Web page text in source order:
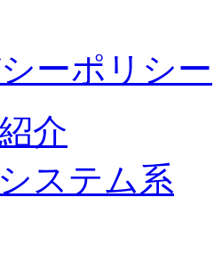
ーポリシー
介
ステム系